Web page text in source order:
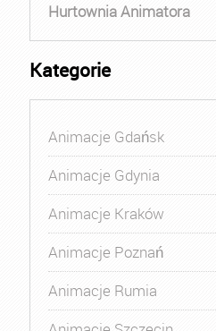
Hurtownia Animatora
Kategorie
Animacje Gdańsk
Animacje Gdynia
Animacje Kraków
Animacje Poznań
Animacje Rumia